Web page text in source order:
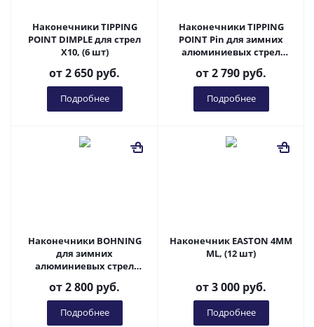
Наконечники TIPPING
POINT DIMPLE для стрел
X10, (6 шт)
от2 650 руб.
Подробнее
Наконечники TIPPING
POINT Pin для зимних
алюминиевых стрел
от2 790 руб.
Подробнее
Наконечники BOHNING
для зимних
алюминиевых стрел
от2 800 руб.
Подробнее
Наконечник EASTON 4MM
ML, (12 шт)
от3 000 руб.
Подробнее